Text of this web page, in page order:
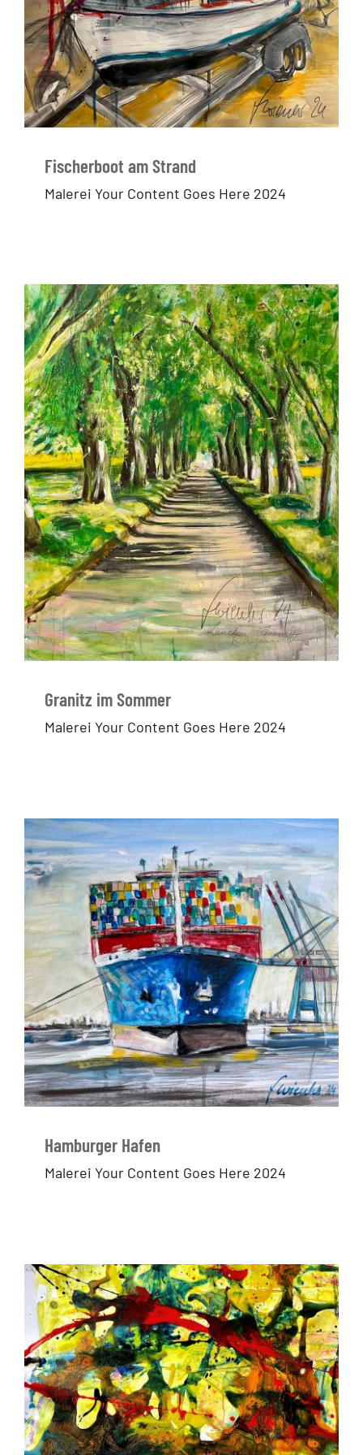
Fischerboot am Strand
Malerei Your Content Goes Here 2024
Granitz im Sommer
Malerei Your Content Goes Here 2024
Hamburger Hafen
Malerei Your Content Goes Here 2024